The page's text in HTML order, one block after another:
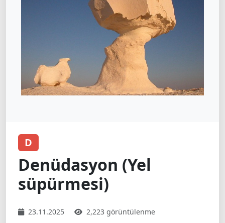
D
Denüdasyon (Yel
süpürmesi)
23.11.2025 2,223 görüntülenme